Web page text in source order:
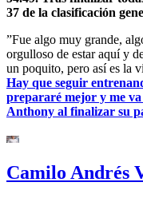
37 de la clasificación
”Fue algo muy grande,
orgulloso de estar aquí y
un poquito, pero así es la
Hay que seguir
prepararé mejor y me
Anthony al finalizar su
Camilo Andrés